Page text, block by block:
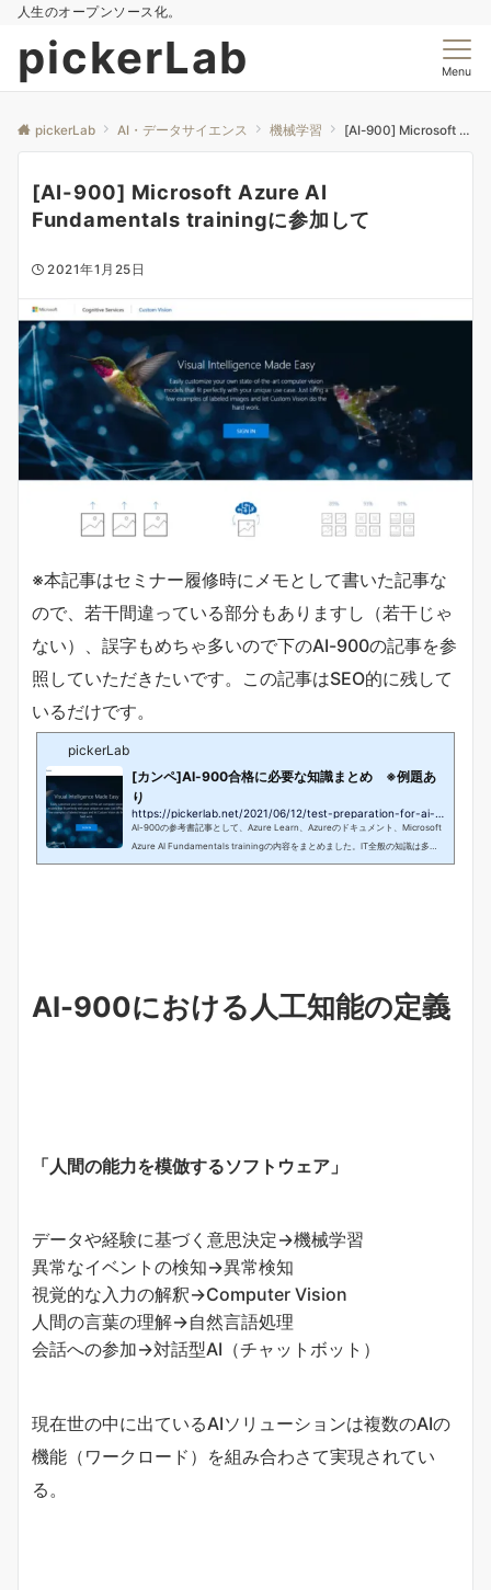
人生のオープンソース化。
pickerLab Menu
pickerLab AI・データサイエンス 機械学習 [AI-900] Microsoft Azure AI Fundamentals trainingに参加して
[AI-900] Microsoft Azure AI
Fundamentals trainingに参加して
2021年1月25日
※本記事はセミナー履修時にメモとして書いた記事な
ので、若干間違っている部分もありますし（若干じゃ
ない）、誤字もめちゃ多いので下のAI-900の記事を参
照していただきたいです。この記事はSEO的に残して
いるだけです。
pickerLab
[カンペ]AI-900合格に必要な知識まとめ ※例題あ
り
https://pickerlab.net/2021/06/12/test-preparation-for-ai-900
AI-900の参考書記事として、Azure Learn、Azureのドキュメント、Microsoft
Azure AI Fundamentals trainingの内容をまとめました。IT全般の知識は多少
あるけど、AIとAzureはあんまり知らないという方向けに、Azure資格のAI-900
AI-900における人工知能の定義
「人間の能力を模倣するソフトウェア」
データや経験に基づく意思決定→機械学習
異常なイベントの検知→異常検知
視覚的な入力の解釈→Computer Vision
人間の言葉の理解→自然言語処理
会話への参加→対話型AI（チャットボット）
現在世の中に出ているAIソリューションは複数のAIの
機能（ワークロード）を組み合わさて実現されてい
る。